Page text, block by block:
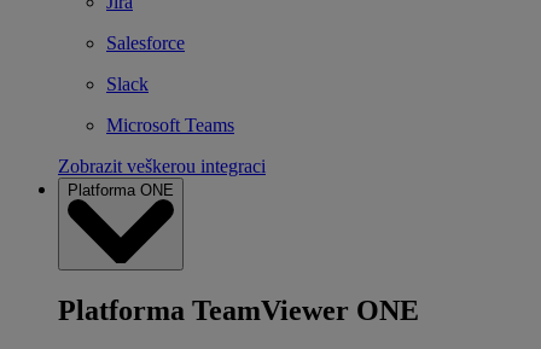
Salesforce
Slack
Microsoft Teams
Zobrazit veškerou integraci
Platforma ONE
Platforma TeamViewer ONE